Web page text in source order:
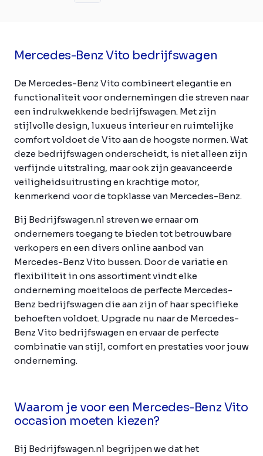
Mercedes-Benz Vito bedrijfswagen
De Mercedes-Benz Vito combineert elegantie en
functionaliteit voor ondernemingen die streven naar
een indrukwekkende bedrijfswagen. Met zijn
stijlvolle design, luxueus interieur en ruimtelijke
comfort voldoet de Vito aan de hoogste normen. Wat
deze bedrijfswagen onderscheidt, is niet alleen zijn
verfijnde uitstraling, maar ook zijn geavanceerde
veiligheidsuitrusting en krachtige motor,
kenmerkend voor de topklasse van Mercedes-Benz.
Bij Bedrijfswagen.nl streven we ernaar om
ondernemers toegang te bieden tot betrouwbare
verkopers en een divers online aanbod van
Mercedes-Benz Vito bussen. Door de variatie en
flexibiliteit in ons assortiment vindt elke
onderneming moeiteloos de perfecte Mercedes-
Benz bedrijfswagen die aan zijn of haar specifieke
behoeften voldoet. Upgrade nu naar de Mercedes-
Benz Vito bedrijfswagen en ervaar de perfecte
combinatie van stijl, comfort en prestaties voor jouw
onderneming.
Waarom je voor een Mercedes-Benz Vito
occasion moeten kiezen?
Bij Bedrijfswagen.nl begrijpen we dat het